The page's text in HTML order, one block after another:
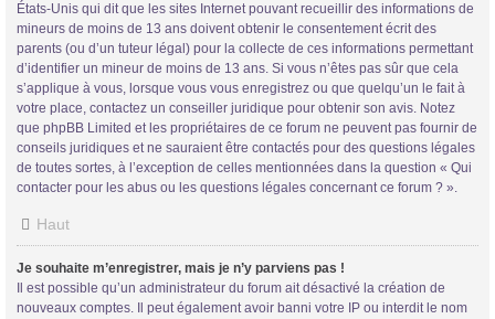
États-Unis qui dit que les sites Internet pouvant recueillir des informations de
mineurs de moins de 13 ans doivent obtenir le consentement écrit des
parents (ou d’un tuteur légal) pour la collecte de ces informations permettant
d’identifier un mineur de moins de 13 ans. Si vous n’êtes pas sûr que cela
s’applique à vous, lorsque vous vous enregistrez ou que quelqu’un le fait à
votre place, contactez un conseiller juridique pour obtenir son avis. Notez
que phpBB Limited et les propriétaires de ce forum ne peuvent pas fournir de
conseils juridiques et ne sauraient être contactés pour des questions légales
de toutes sortes, à l’exception de celles mentionnées dans la question « Qui
contacter pour les abus ou les questions légales concernant ce forum ? ».
Haut
Je souhaite m’enregistrer, mais je n’y parviens pas !
Il est possible qu’un administrateur du forum ait désactivé la création de
nouveaux comptes. Il peut également avoir banni votre IP ou interdit le nom